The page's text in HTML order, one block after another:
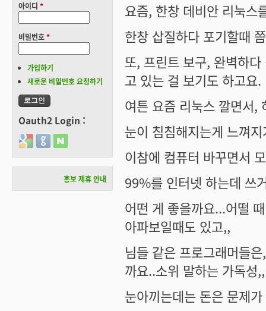
요즘, 한창 데비안 리눅스
한창 삽질하다 포기할때
또, 프린트 보구, 완벽하
고 있는 걸 보기도 하고요.
여튼 요즘 리눅스 깔면서,
눈이 침침해지는게 느껴
이참에 컴퓨터 바꾸면서
99%를 인터넷 하는데 쓰
어떤 게 좋을까요...어떨
아파보일때도 있고,,
님들 같은 프로그래머들
까요..소위 말하는 가독성
눈아끼는데는 돈은 문제
아이디 *
비밀번호*
가입하기
새로운 비밀번호 요청하기
Oauth2 Login :
Login with Google
Login with GitHub
Login with Naver
홍보 제휴 안내